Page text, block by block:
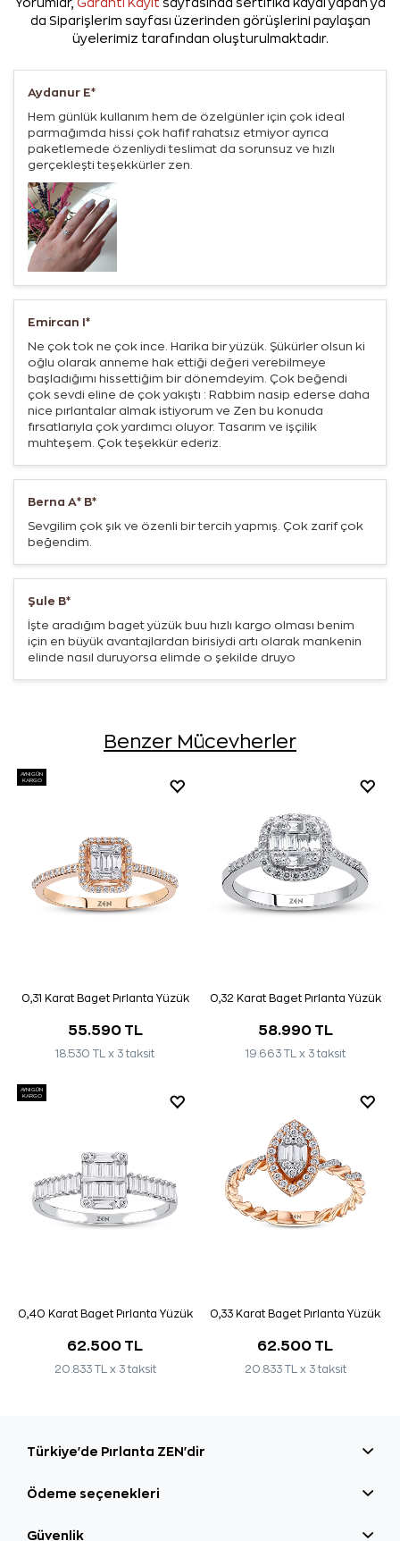
Yorumlar, Garanti Kayıt sayfasında sertifika kaydı yapan ya
da Siparişlerim sayfası üzerinden görüşlerini paylaşan
üyelerimiz tarafından oluşturulmaktadır.
Aydanur E*
Hem günlük kullanım hem de özelgünler için çok ideal
parmağımda hissi çok hafif rahatsız etmiyor ayrıca
paketlemede özenliydi teslimat da sorunsuz ve hızlı
gerçekleşti teşekkürler zen.
Emircan I*
Ne çok tok ne çok ince. Harika bir yüzük. Şükürler olsun ki
oğlu olarak anneme hak ettiği değeri verebilmeye
başladığımı hissettiğim bir dönemdeyim. Çok beğendi
çok sevdi eline de çok yakıştı : Rabbim nasip ederse daha
nice pırlantalar almak istiyorum ve Zen bu konuda
fırsatlarıyla çok yardımcı oluyor. Tasarım ve işçilik
muhteşem. Çok teşekkür ederiz.
Berna A* B*
Sevgilim çok şık ve özenli bir tercih yapmış. Çok zarif çok
beğendim.
Şule B*
İşte aradığım baget yüzük buu hızlı kargo olması benim
için en büyük avantajlardan birisiydi artı olarak mankenin
elinde nasıl duruyorsa elimde o şekilde druyo
Benzer Mücevherler
AYNI GÜN
KARGO
0,31 Karat Baget Pırlanta Yüzük
55.590 TL
18.530 TL x 3 taksit
0,32 Karat Baget Pırlanta Yüzük
58.990 TL
19.663 TL x 3 taksit
AYNI GÜN
KARGO
0,40 Karat Baget Pırlanta Yüzük
62.500 TL
20.833 TL x 3 taksit
0,33 Karat Baget Pırlanta Yüzük
62.500 TL
20.833 TL x 3 taksit
Türkiye'de Pırlanta ZEN'dir
Ödeme seçenekleri
Güvenlik